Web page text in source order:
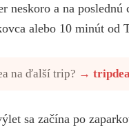
neskoro a na
alebo 10 minút od
na ďalší trip? →
sa začína po